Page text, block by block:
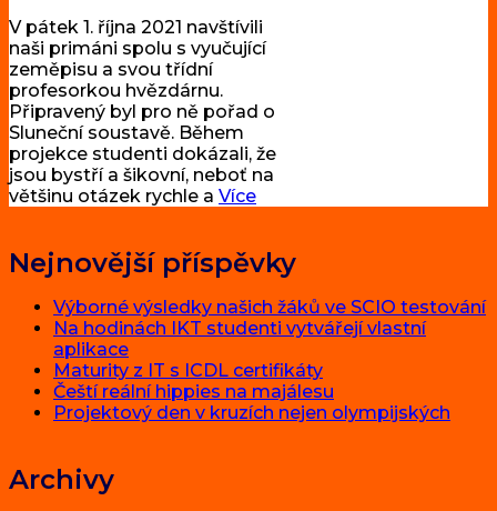
V pátek 1. října 2021 navštívili
naši primáni spolu s vyučující
zeměpisu a svou třídní
profesorkou hvězdárnu.
Připravený byl pro ně pořad o
Sluneční soustavě. Během
projekce studenti dokázali, že
jsou bystří a šikovní, neboť na
většinu otázek rychle a Více
Nejnovější příspěvky
Výborné výsledky našich žáků ve SCIO testování
Na hodinách IKT studenti vytvářejí vlastní
aplikace
Maturity z IT s ICDL certifikáty
Čeští reální hippies na majálesu
Projektový den v kruzích nejen olympijských
Archivy